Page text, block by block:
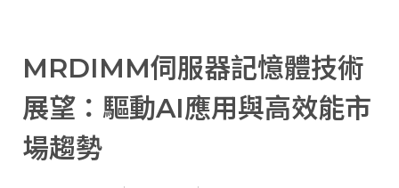
MRDIMM伺服器記憶體技術
展望：驅動AI應用與高效能市
場趨勢